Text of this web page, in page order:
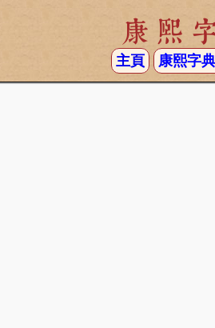
康熙
主頁 康熙字